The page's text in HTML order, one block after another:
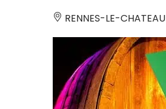
RENNES-LE-CHATEAU